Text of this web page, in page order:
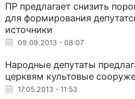
ПР предлагает снизить
для формирования
источники
09.09.2013 - 08:07
Народные депутаты
церквям культовые
17.05.2013 - 11:53